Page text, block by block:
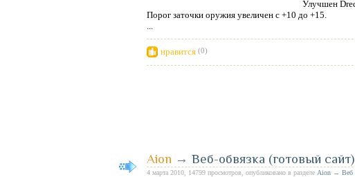
Улучшен
Порог заточки оружия увеличен с +10 до +15.
...
нравится (0)
Aion → Веб-обвязка (готовый
4 марта 2010, 14799 просмотров, опубликовано в разделе Aion → Веб